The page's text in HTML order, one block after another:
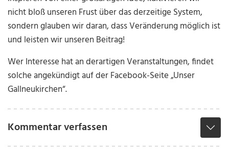
nicht bloß unseren Frust über das derzeitige System,
sondern glauben wir daran, dass Veränderung möglich ist
und leisten wir unseren Beitrag!
Wer Interesse hat an derartigen Veranstaltungen, findet
solche angekündigt auf der Facebook-Seite „Unser
Gallneukirchen“.
Kommentar verfassen